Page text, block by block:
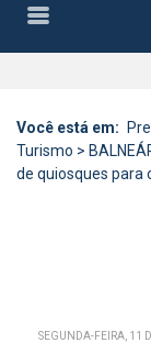
Você está em:
Turismo >
de quiosques para
SEGUNDA-FEIRA, 11